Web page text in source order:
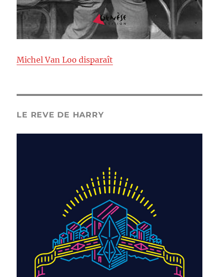
Michel Van Loo disparaît
LE REVE DE HARRY